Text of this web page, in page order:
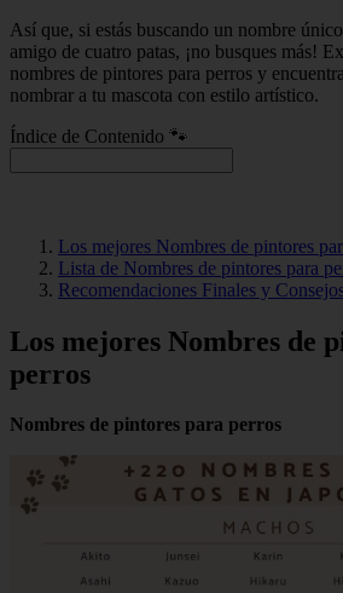
Así que, si estás buscando un nombre
amigo de cuatro patas, ¡no busques más!
nombres de pintores para perros y
nombrar a tu mascota con estilo artístico.
Índice de Contenido 🐾
Los mejores Nombres de pintores
Lista de Nombres de pintores para
Recomendaciones Finales y
Los mejores Nombres de
perros
Nombres de pintores para perros